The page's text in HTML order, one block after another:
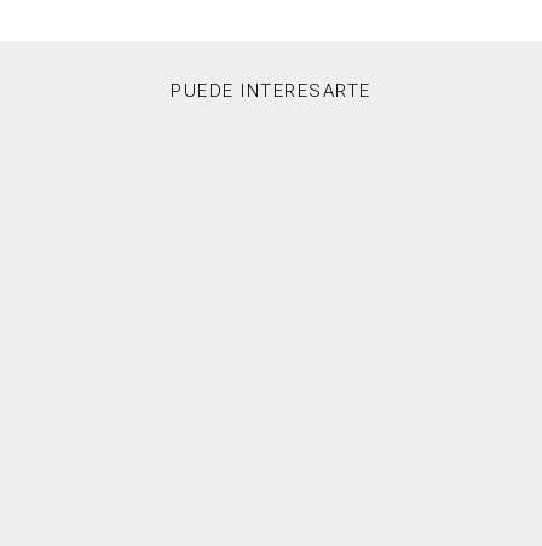
PUEDE INTERESARTE